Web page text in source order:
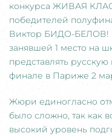
конкурса ЖИВАЯ
победителей
Виктор БИДО-БЕЛОВ!
занявшей 1 место на
представлять
финале в Париже 2
Жюри единогласно
было сложно, так как
высокий уровень